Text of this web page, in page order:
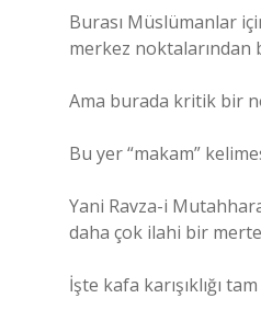
Burası Müslümanlar
merkez noktalarından
Ama burada kritik bir
Bu yer “makam”
Yani Ravza-i
daha çok ilahi bir
İşte kafa karışıklığı